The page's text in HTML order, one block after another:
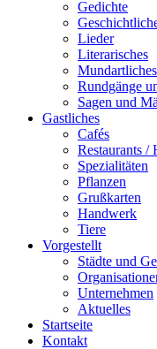
Gedichte
Lieder
Literarisches
Mundartliches
Rundgänge
Sagen und
Gastliches
Cafés
Restaurants /
Spezialitäten
Pflanzen
Grußkarten
Handwerk
Tiere
Vorgestellt
Städte und
Unternehmen
Aktuelles
Startseite
Kontakt